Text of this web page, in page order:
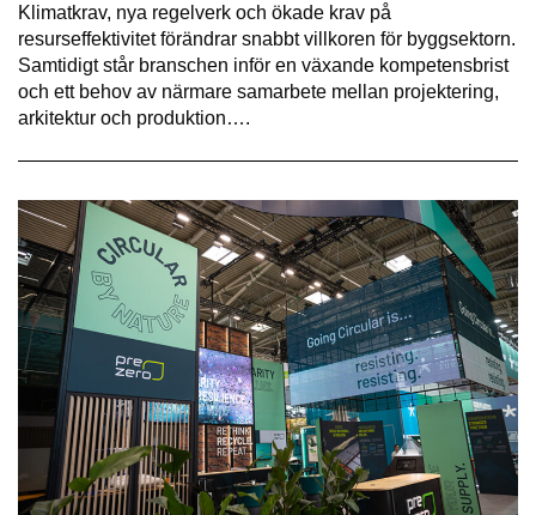
Klimatkrav, nya regelverk och ökade krav på
resurseffektivitet förändrar snabbt villkoren för byggsektorn.
Samtidigt står branschen inför en växande kompetensbrist
och ett behov av närmare samarbete mellan projektering,
arkitektur och produktion….